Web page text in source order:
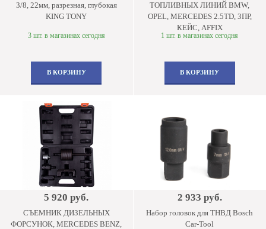
3/8, 22мм, разрезная, глубокая
KING TONY
3 шт. в магазинах сегодня
В КОРЗИНУ
ТОПЛИВНЫХ ЛИНИЙ BMW,
OPEL, MERCEDES 2.5TD, 3ПР,
КЕЙС, AFFIX
1 шт. в магазинах сегодня
В КОРЗИНУ
5 920 руб.
СЪЕМНИК ДИЗЕЛЬНЫХ
ФОРСУНОК, MERCEDES BENZ,
2 933 руб.
Набор головок для ТНВД Bosch
Car-Tool